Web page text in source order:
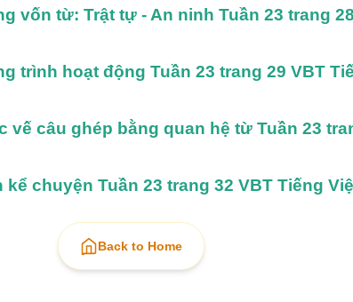
vốn từ: Trật tự - An ninh Tuần 23 trang
trình hoạt động Tuần 23 trang 29 VBT
vế câu ghép bằng quan hệ từ Tuần 23
chuyện Tuần 23 trang 32 VBT Tiếng
Back to Home